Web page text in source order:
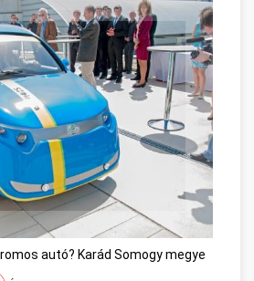
autó? Karád Somogy megye